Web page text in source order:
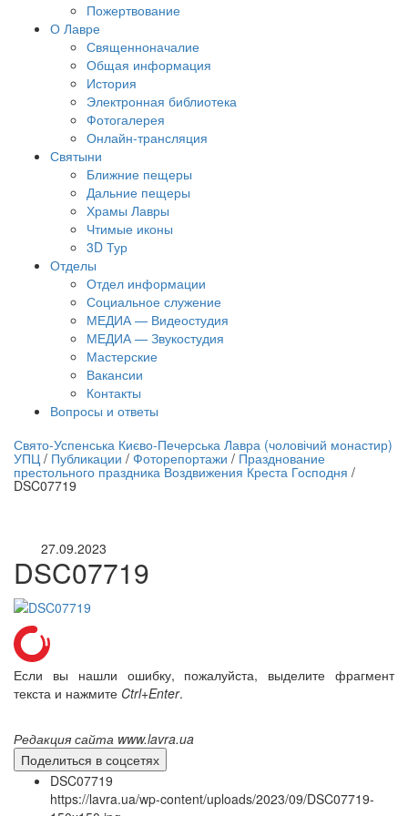
Пожертвование
О Лавре
Священноначалие
Общая информация
История
Электронная библиотека
Фотогалерея
Онлайн-трансляция
Святыни
Ближние пещеры
Дальние пещеры
Храмы Лавры
Чтимые иконы
3D Тур
Отделы
Отдел информации
Социальное служение
МЕДИА — Видеостудия
МЕДИА — Звукостудия
Мастерские
Вакансии
Контакты
Вопросы и ответы
трансляция | 12 сентября
трансляции
Свято-Успенська Києво-Печерська Лавра (чоловічий монастир)
УПЦ / Публикации / Фоторепортажи / Празднование
престольного праздника Воздвижения Креста Господня /
DSC07719
27.09.2023
DSC07719
Если вы нашли ошибку, пожалуйста, выделите фрагмент
текста и нажмите Ctrl+Enter.
Редакция сайта www.lavra.ua
Поделиться в соцсетях
DSC07719
https://lavra.ua/wp-content/uploads/2023/09/DSC07719-